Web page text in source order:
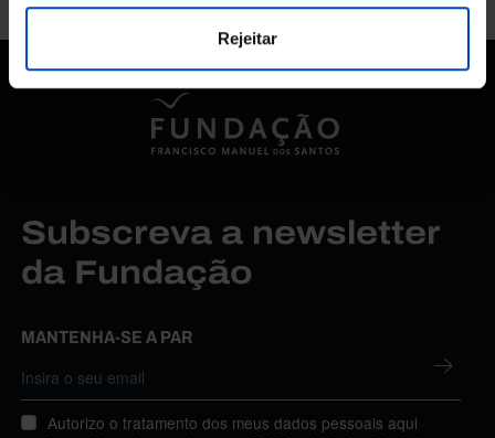
Rejeitar
Subscreva a newsletter
da Fundação
MANTENHA-SE A PAR
Autorizo o tratamento dos meus dados pessoais aqui